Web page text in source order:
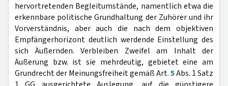
hervortretenden Begleitumstände, namentlich etwa die
erkennbare politische Grundhaltung der Zuhörer und ihr
Vorverständnis, aber auch die nach dem objektiven
Empfängerhorizont deutlich werdende Einstellung des
sich Äußernden. Verbleiben Zweifel am Inhalt der
Äußerung bzw. ist sie mehrdeutig, gebietet eine am
Grundrecht der Meinungsfreiheit gemäß Art.5Abs. 1 Satz